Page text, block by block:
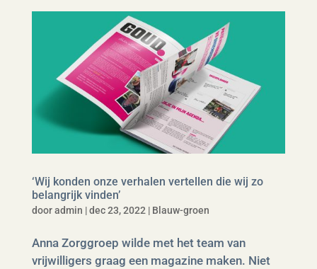
‘Wij konden onze verhalen vertellen die wij zo
belangrijk vinden’
dooradmin |dec 23, 2022 | Blauw-groen
Anna Zorggroep wilde met het team van
vrijwilligers graag een magazine maken. Niet